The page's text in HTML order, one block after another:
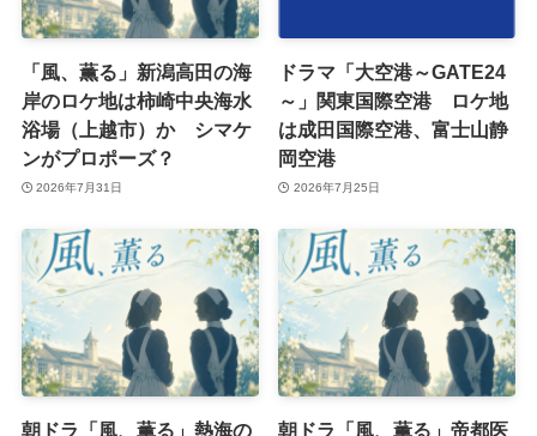
「風、薫る」新潟高田の海
岸のロケ地は柿崎中央海水
浴場（上越市）か シマケ
ンがプロポーズ？
2026年7月31日
ドラマ「大空港～GATE24
～」関東国際空港 ロケ地
は成田国際空港、富士山静
岡空港
2026年7月25日
朝ドラ「風、薫る」熱海の
朝ドラ「風、薫る」帝都医